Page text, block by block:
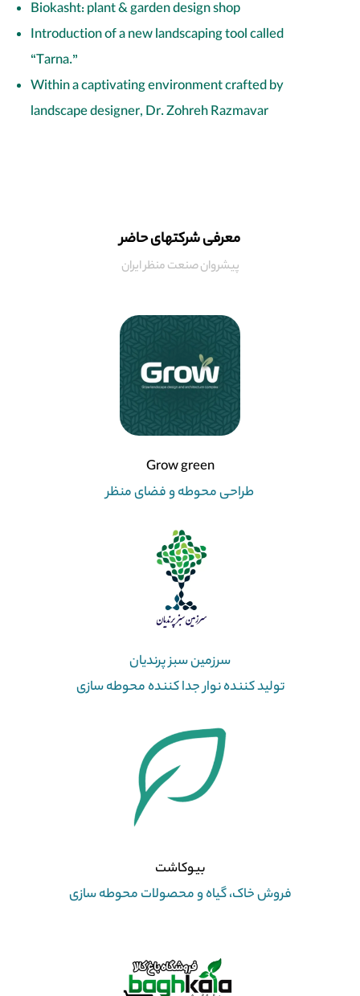
Biokasht: plant & garden design shop
Introduction of a new landscaping tool called
“Tarna.”
Within a captivating environment crafted by
landscape designer, Dr. Zohreh Razmavar
معرفی شرکتهای حاضر
پیشروان صنعت منظر ایران
Grow green
طراحی محوطه و فضای منظر
سرزمین سبز پرندیان
تولید کننده نوار جدا کننده محوطه سازی
بیوکاشت
فروش خاک، گیاه و محصولات محوطه سازی